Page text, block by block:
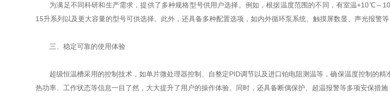
为满足不同科研和生产需求，提供了多种规格型号供用户选择。例如，根据温度范围的不同，有室温+10℃～
15升系列以及更大容量的型号可供选择。此外，还具备多种配置选项，如内外循环泵系统、触摸屏数显、声光报警
三、稳定可靠的使用体验
超级恒温槽采用的控制技术，如单片微处理器控制、自整定PID调节以及进口铂电阻测温等，确保温度控制的精
热功率、工作状态等信息一目了然，大大提升了用户的操作体验。同时，还具备断偶保护、超温报警等多项安保措